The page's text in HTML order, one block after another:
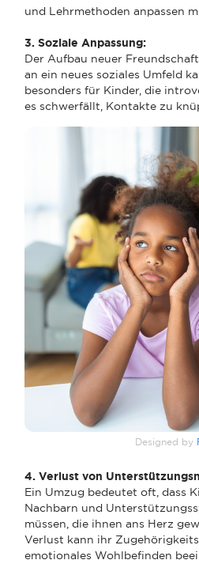
und Lehrmethoden anpassen
3. Soziale Anpassung:
Der Aufbau neuer
an ein neues soziales Umfeld
besonders für Kinder, die
es schwerfällt, Kontakte zu
Designed by
4. Verlust von
Ein Umzug bedeutet oft, dass
Nachbarn und
müssen, die ihnen ans Herz
Verlust kann ihr
emotionales Wohlbefinden